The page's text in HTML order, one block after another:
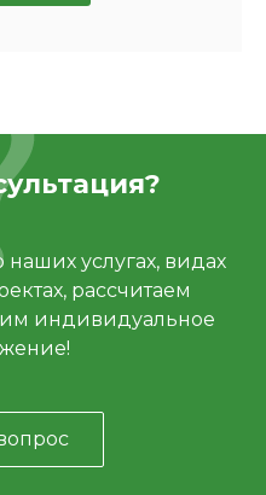
услугах, видах
рассчитаем
индивидуальное